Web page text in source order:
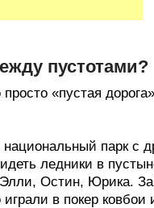
пустотами?
просто «пустая
парк с
ледники в
Остин, Юрика.
играли в покер ковбои